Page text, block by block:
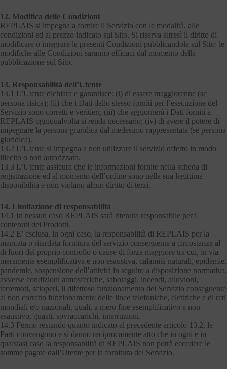
12. Modifica delle Condizioni
REPLAIS si impegna a fornire il Servizio con le modalità, alle
condizioni ed al prezzo indicato sul Sito. Si riserva altresì il diritto di
modificare o integrare le presenti Condizioni pubblicandole sul Sito: le
modifiche alle Condizioni saranno efficaci dal momento della
pubblicazione sul Sito.
13. Responsabilità dell’Utente
13.1 L’Utente dichiara e garantisce: (i) di essere maggiorenne (se
persona fisica); (ii) che i Dati dallo stesso forniti per l’esecuzione del
Servizio sono corretti e veritieri; (iii) che aggiornerà i Dati forniti a
REPLAIS ogniqualvolta si renda necessario; (iv) di avere il potere di
impegnare la persona giuridica dal medesimo rappresentata (se persona
giuridica).
13.2 L’Utente si impegna a non utilizzare il servizio offerto in modo
illecito o non autorizzato.
13.3 L’Utente assicura che le informazioni fornite nella scheda di
registrazione ed al momento dell’ordine sono nella sua legittima
disponibilità e non violano alcun diritto di terzi.
14. Limitazione di responsabilità
14.1 In nessun caso REPLAIS sarà ritenuta responsabile per i
contenuti dei Prodotti.
14.2 E’ esclusa, in ogni caso, la responsabilità di REPLAIS per la
mancata o ritardata fornitura del servizio conseguente a circostanze al
di fuori del proprio controllo o cause di forza maggiore tra cui, in via
meramente esemplificativa e non esaustiva, calamità naturali, epidemie,
pandemie, sospensione dell’attività in seguito a disposizione normativa,
avverse condizioni atmosferiche, sabotaggi, incendi, alluvioni,
terremoti, scioperi, il difettoso funzionamento del Servizio conseguente
al non corretto funzionamento delle linee telefoniche, elettriche e di reti
mondiali e/o nazionali, quali, a mero fine esemplificativo e non
esaustivo, guasti, sovraccarichi, interruzioni.
14.3 Fermo restando quanto indicato al precedente articolo 13.2, le
Parti convengono e si danno reciprocamente atto che in ogni e in
qualsiasi caso la responsabilità di REPLAIS non potrà eccedere le
somme pagate dall’Utente per la fornitura del Servizio.